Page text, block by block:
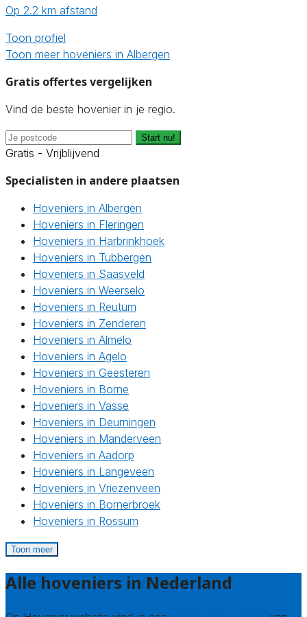
Op 2.2 km afstand
Toon profiel
Toon meer hoveniers in Albergen
Gratis offertes vergelijken
Vind de beste hovenier in je regio.
Start nu!
Gratis - Vrijblijvend
Specialisten in andere plaatsen
Hoveniers in Albergen
Hoveniers in Fleringen
Hoveniers in Harbrinkhoek
Hoveniers in Tubbergen
Hoveniers in Saasveld
Hoveniers in Weerselo
Hoveniers in Reutum
Hoveniers in Zenderen
Hoveniers in Almelo
Hoveniers in Agelo
Hoveniers in Geesteren
Hoveniers in Borne
Hoveniers in Vasse
Hoveniers in Deurningen
Hoveniers in Manderveen
Hoveniers in Aadorp
Hoveniers in Langeveen
Hoveniers in Vriezenveen
Hoveniers in Bornerbroek
Hoveniers in Rossum
Toon meer
Alle hoveniers in Nederland